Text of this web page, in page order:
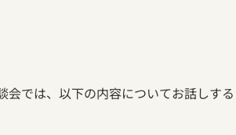
では、以下の内容についてお話しす